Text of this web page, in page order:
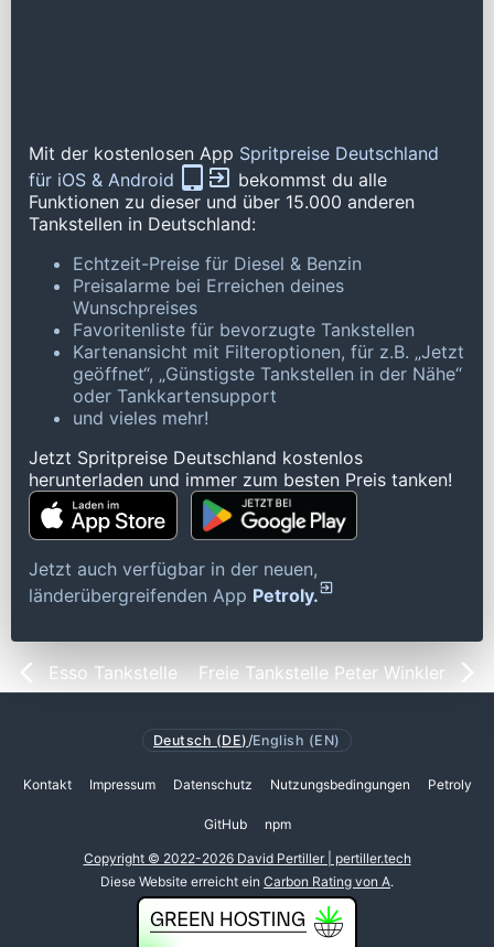
Mit der kostenlosen App Spritpreise Deutschland
für iOS & Android
bekommst du alle
Funktionen zu dieser und über 15.000 anderen
Tankstellen in Deutschland:
Echtzeit-Preise für Diesel & Benzin
Preisalarme bei Erreichen deines
Wunschpreises
Favoritenliste für bevorzugte Tankstellen
Kartenansicht mit Filteroptionen, für z.B. „Jetzt
geöffnet“, „Günstigste Tankstellen in der Nähe“
oder Tankkartensupport
und vieles mehr!
Jetzt Spritpreise Deutschland kostenlos
herunterladen und immer zum besten Preis tanken!
Jetzt auch verfügbar in der neuen,
länderübergreifenden App Petroly.
Esso Tankstelle Freie Tankstelle Peter Winkler
Deutsch (DE) /English (EN)
Kontakt Impressum Datenschutz Nutzungsbedingungen Petroly
GitHub npm
Copyright © 2022-2026 David Pertiller | pertiller.tech
Diese Website erreicht ein Carbon Rating von A.